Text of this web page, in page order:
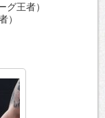
王者）
）